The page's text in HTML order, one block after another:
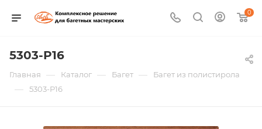
0
5303-P16
Главная — Каталог — Багет — Багет из полистирола
— 5303-P16